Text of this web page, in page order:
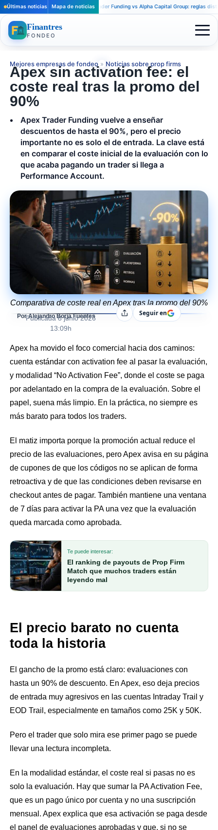
Últimas noticias Mapa de noticias
Apex Trader Funding vs Alpha Capital Group: reglas distintas
Finantres
FONDEO
Mejores empresas de fondeo » Noticias sobre prop firms
Apex sin activation fee: el
coste real tras la promo del
90%
Apex Trader Funding vuelve a enseñar
descuentos de hasta el 90%, pero el precio
importante no es solo el de entrada. La clave está
en comparar el coste inicial de la evaluación con lo
que acaba pagando un trader si llega a
Performance Account.
Comparativa de coste real en Apex tras la promo del 90%
Por Alejandro Borja Fuentes
Publicada 8 junio 2026
13:09h
CompartirSeguir en
Apex ha movido el foco comercial hacia dos caminos:
cuenta estándar con activation fee al pasar la evaluación,
y modalidad “No Activation Fee”, donde el coste se paga
por adelantado en la compra de la evaluación. Sobre el
papel, suena más limpio. En la práctica, no siempre es
más barato para todos los traders.
El matiz importa porque la promoción actual reduce el
precio de las evaluaciones, pero Apex avisa en su página
de cupones de que los códigos no se aplican de forma
retroactiva y de que las condiciones deben revisarse en
checkout antes de pagar. También mantiene una ventana
de 7 días para activar la PA una vez que la evaluación
queda marcada como aprobada.
Te puede interesar:
El ranking de payouts de Prop Firm
Match que muchos traders están
leyendo mal
El precio barato no cuenta
toda la historia
El gancho de la promo está claro: evaluaciones con
hasta un 90% de descuento. En Apex, eso deja precios
de entrada muy agresivos en las cuentas Intraday Trail y
EOD Trail, especialmente en tamaños como 25K y 50K.
Pero el trader que solo mira ese primer pago se puede
llevar una lectura incompleta.
En la modalidad estándar, el coste real si pasas no es
solo la evaluación. Hay que sumar la PA Activation Fee,
que es un pago único por cuenta y no una suscripción
mensual. Apex explica que esa activación se paga desde
el panel de evaluaciones aprobadas y que, si no se